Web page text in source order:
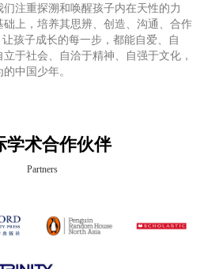
注重探溯和唤醒孩子内在天性的力
上，培养其思辨、创造、沟通、合作
孩子成长的每一步，都能自爱、自
于社会、自洽于精神、自强于文化，
中国少年。
学术合作伙伴
Partners